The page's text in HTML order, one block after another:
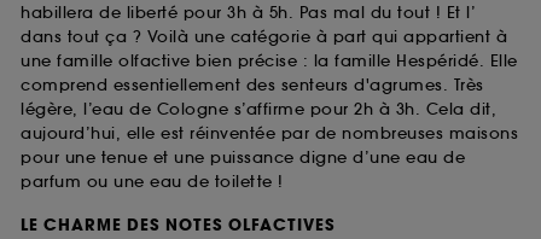
habillera de liberté pour 3h à 5h. Pas mal du tout ! Et l’
dans tout ça ? Voilà une catégorie à part qui appartient à
une famille olfactive bien précise : la famille Hespéridé. Elle
comprend essentiellement des senteurs d'agrumes. Très
légère, l’eau de Cologne s’affirme pour 2h à 3h. Cela dit,
aujourd’hui, elle est réinventée par de nombreuses maisons
pour une tenue et une puissance digne d’une eau de
parfum ou une eau de toilette !
LE CHARME DES NOTES OLFACTIVES